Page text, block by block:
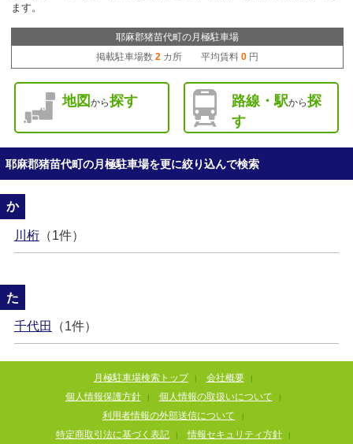
ます。
耶麻郡猪苗代町の月極駐車場
掲載駐車場数 2 カ所 平均賃料 0 円
地図 から探す 路線・駅から探
す
耶麻郡猪苗代町の月極駐車場を更に絞り込んで検索
か
川桁（1件）
た
千代田 （1件）
月極駐車場検索トップ | 会社概要 |
個人情報保護方針 | 個人情報の取扱いについて |
利用者情報の外部送信について |
特定商取引法に基づく表記 | 情報セキュリティ方針 |